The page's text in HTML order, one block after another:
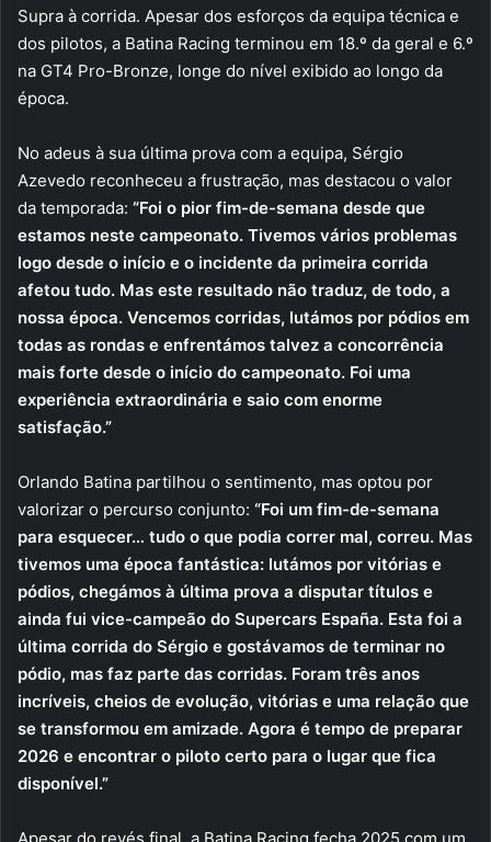
Supra à corrida. Apesar dos esforços da equipa técnica e
dos pilotos, a Batina Racing terminou em 18.º da geral e 6.º
na GT4 Pro-Bronze, longe do nível exibido ao longo da
época.
No adeus à sua última prova com a equipa, Sérgio
Azevedo reconheceu a frustração, mas destacou o valor
da temporada: “Foi o pior fim-de-semana desde que
estamos neste campeonato. Tivemos vários problemas
logo desde o início e o incidente da primeira corrida
afetou tudo. Mas este resultado não traduz, de todo, a
nossa época. Vencemos corridas, lutámos por pódios em
todas as rondas e enfrentámos talvez a concorrência
mais forte desde o início do campeonato. Foi uma
experiência extraordinária e saio com enorme
satisfação.”
Orlando Batina partilhou o sentimento, mas optou por
valorizar o percurso conjunto: “Foi um fim-de-semana
para esquecer… tudo o que podia correr mal, correu. Mas
tivemos uma época fantástica: lutámos por vitórias e
pódios, chegámos à última prova a disputar títulos e
ainda fui vice-campeão do Supercars España. Esta foi a
última corrida do Sérgio e gostávamos de terminar no
pódio, mas faz parte das corridas. Foram três anos
incríveis, cheios de evolução, vitórias e uma relação que
se transformou em amizade. Agora é tempo de preparar
2026 e encontrar o piloto certo para o lugar que fica
disponível.”
Apesar do revés final, a Batina Racing fecha 2025 com um